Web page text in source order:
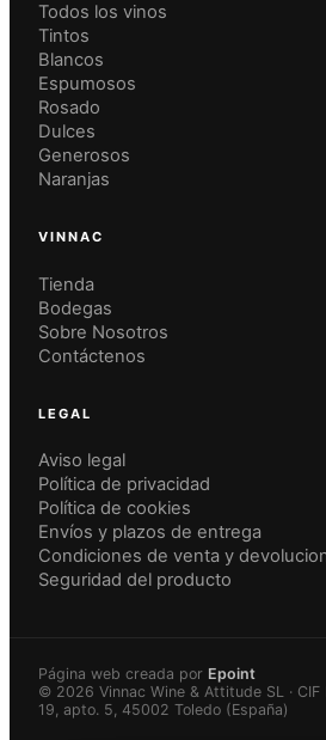
Todos los vinos
Tintos
Blancos
Espumosos
Rosado
Dulces
Generosos
Naranjas
VINNAC
Tienda
Bodegas
Sobre Nosotros
Contáctenos
LEGAL
Aviso legal
Política de privacidad
Política de cookies
Envíos y plazos de entrega
Condiciones de venta y
Seguridad del producto
Página web creada por Epoint
© 2026 Vinnac Wine & Attitude SL ·
19, apto. 5, 45002 Toledo (España)
Añadido a la cesta